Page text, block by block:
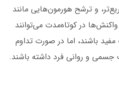
و ترشح هورمون‌هایی مانند
در کوتاه‌مدت می‌توانند
باشند، اما در صورت تداوم
جسمی و روانی فرد داشته باشند.